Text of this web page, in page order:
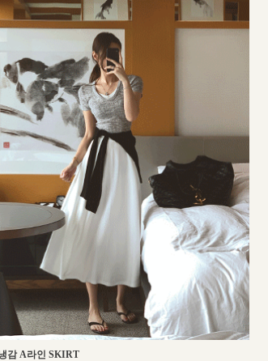
감 A라인 SKIRT